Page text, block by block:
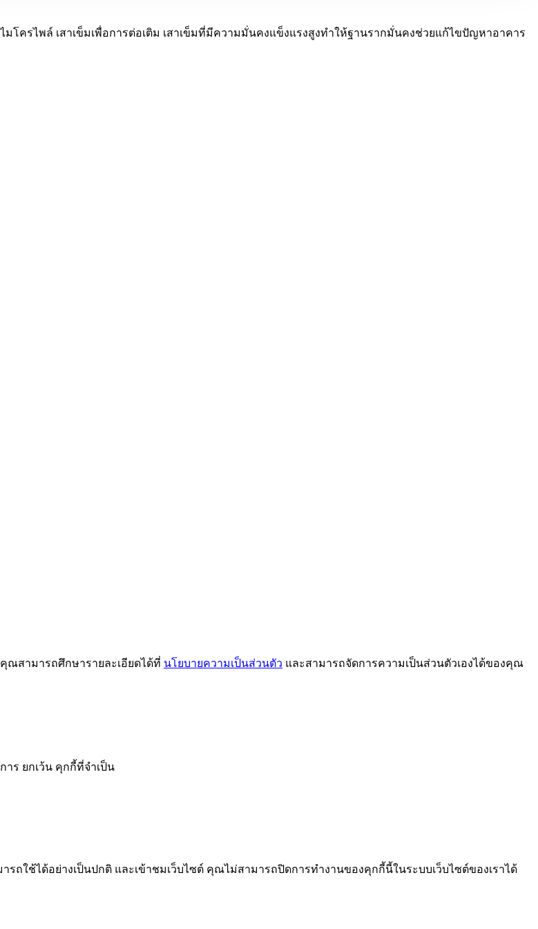
โครไพล์ เสาเข็มเพื่อการต่อเติม เสาเข็มที่มีความมั่นคงแข็งแรงสูงทำให้ฐานรากมั่นคงช่วยแก้ไขปัญหาอาคาร
ณสามารถศึกษารายละเอียดได้ที่ นโยบายความเป็นส่วนตัว และสามารถจัดการความเป็นส่วนตัวเองได้ของคุณ
ร ยกเว้น คุกกี้ที่จำเป็น
ถใช้ได้อย่างเป็นปกติ และเข้าชมเว็บไซต์ คุณไม่สามารถปิดการทำงานของคุกกี้นี้ในระบบเว็บไซต์ของเราได้